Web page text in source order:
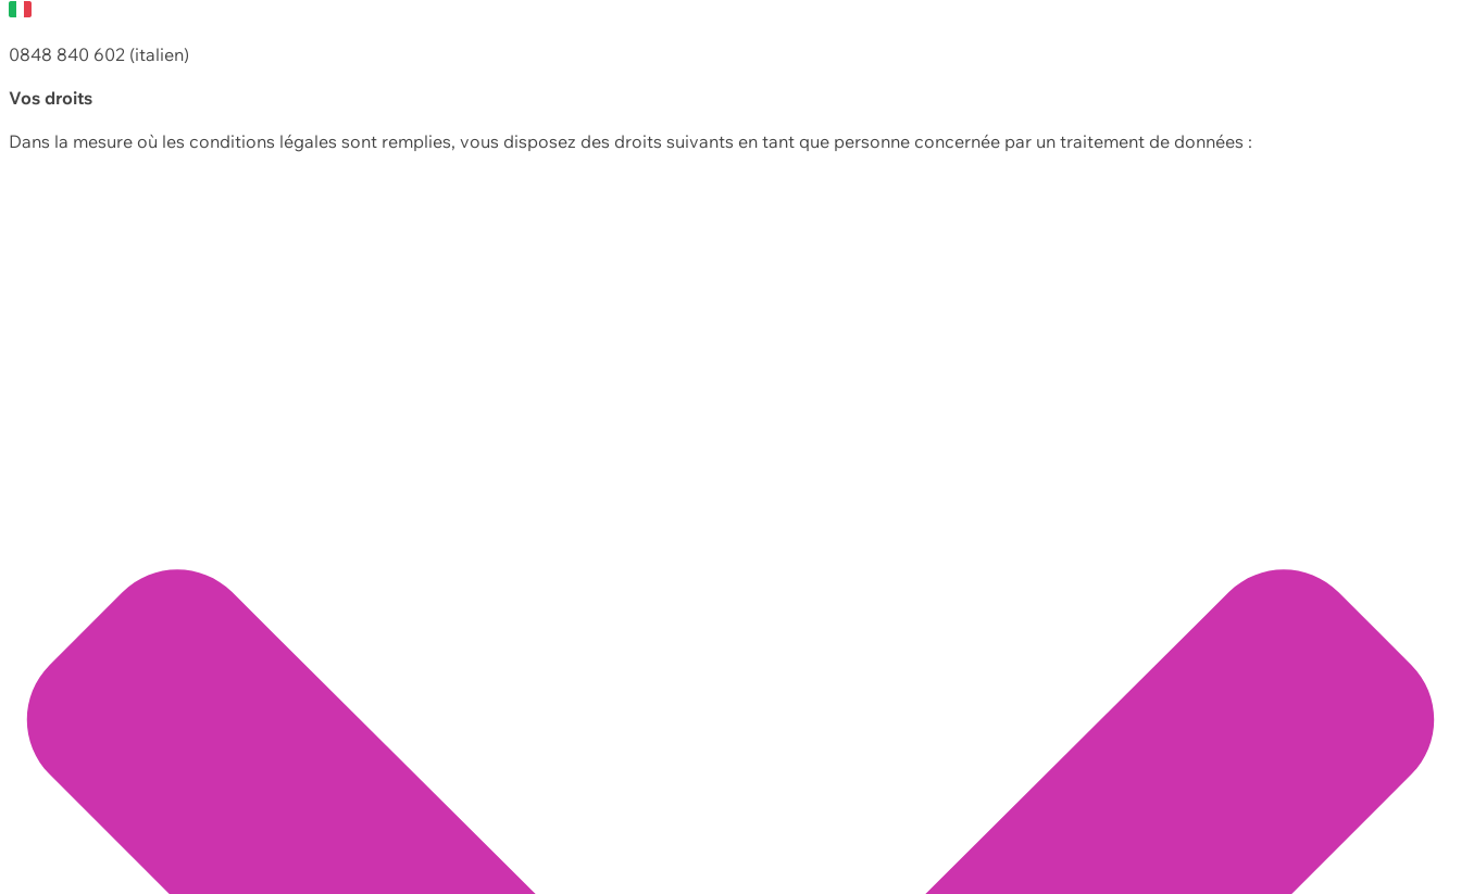
0848 840 602 (italien)
Vos droits
Dans la mesure où les conditions légales sont remplies, vous disposez des droits suivants en tant que personne concernée par un traitement de données :